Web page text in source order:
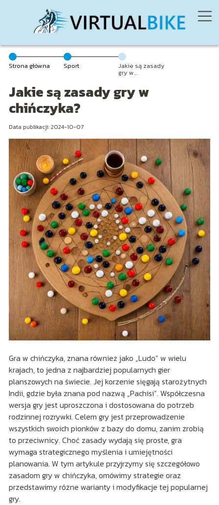
Strona główna Sport Jakie są zasady
gry w
Jakie są zasady gry w
chińczyka?
Data publikacji: 2024-10-07
Gra w chińczyka, znana również jako „Ludo” w wielu
krajach, to jedna z najbardziej popularnych gier
planszowych na świecie. Jej korzenie sięgają starożytnych
Indii, gdzie była znana pod nazwą „Pachisi”. Współczesna
wersja gry jest uproszczona i dostosowana do potrzeb
rodzinnej rozrywki. Celem gry jest przeprowadzenie
wszystkich swoich pionków z bazy do domu, zanim zrobią
to przeciwnicy. Choć zasady wydają się proste, gra
wymaga strategicznego myślenia i umiejętności
planowania. W tym artykule przyjrzymy się szczegółowo
zasadom gry w chińczyka, omówimy strategie oraz
przedstawimy różne warianty i modyfikacje tej popularnej
gry.